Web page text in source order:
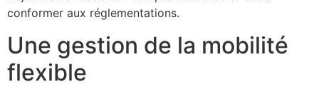
conformer aux réglementations.
Une gestion de la mobilité
flexible